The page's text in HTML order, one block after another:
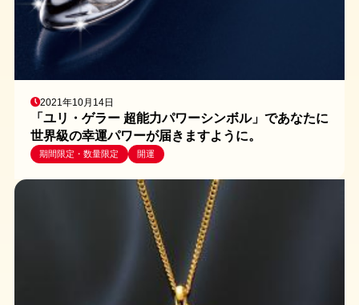
2021年10月14日
「ユリ・ゲラー 超能力パワーシンボル」であなたに
世界級の幸運パワーが届きますように。
期間限定・数量限定 開運